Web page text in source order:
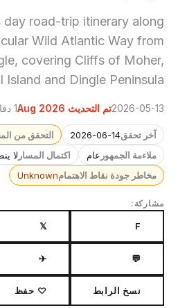
day road-trip itinerary along
Wild Atlantic Way from
covering Cliffs of Moher,
Island and Dingle Peninsula.
2026-05-13تم التحديث Aug 2026 1 دقائق للقراءة
آخر تحقق2026-06-14 التحقق من
ملاءمة الجمهور عام اكتمال المسار لا
مخاطر جودة نقاط الاهتمامUnknown
مشاركة:
F
𝕏
💬
✈
نسخ الرابط ♡ حفظ